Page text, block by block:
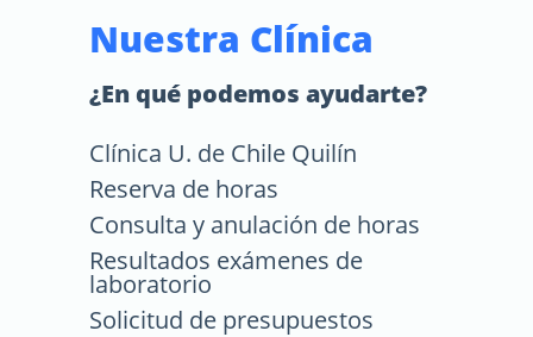
Nuestra Clínica
¿En qué podemos ayudarte?
Clínica U. de Chile Quilín
Reserva de horas
Consulta y anulación de horas
Resultados exámenes de
laboratorio
Solicitud de presupuestos